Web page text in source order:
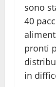
sono
40
pronti
in